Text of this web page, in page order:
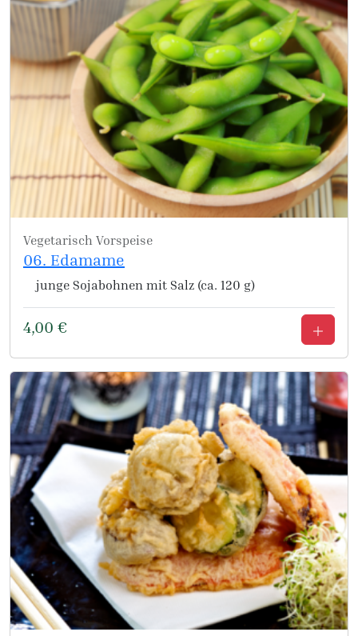
Vegetarisch Vorspeise
06. Edamame
junge Sojabohnen mit Salz (ca. 120 g)
4,00 €